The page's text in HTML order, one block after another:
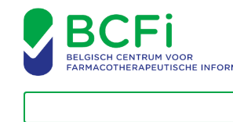
content